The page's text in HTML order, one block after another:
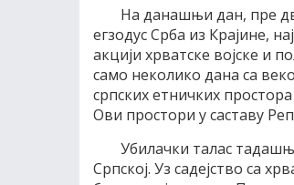
На данашњи дан, пре
егзодус Срба из Крајине,
акцији хрватске војске и
само неколико дана са
српских етничких
Ови простори у саставу
Убилачки талас
Српској. Уз садејство са